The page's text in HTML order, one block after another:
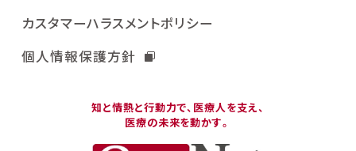
知と情熱と行動力で、医療人を支え、
医療の未来を動かす。
カスタマーハラスメントポリシー
個人情報保護方針